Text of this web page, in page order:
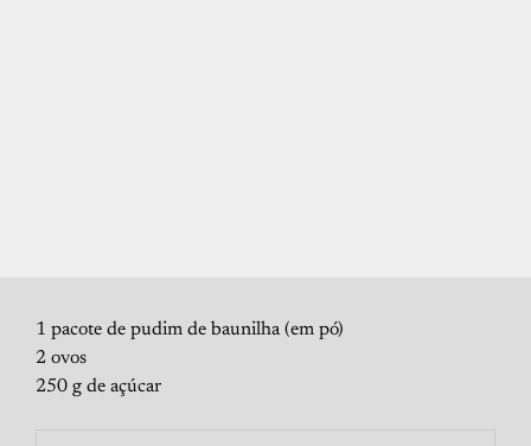
1 pacote de pudim de baunilha (em pó)
2 ovos
250 g de açúcar